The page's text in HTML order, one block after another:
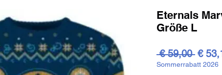
Eternals
Größe L
€ 59,00 €
Sommerrabatt 2026